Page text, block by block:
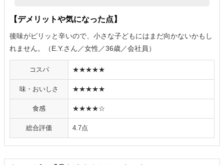
【デメリットや気になった点】
後味がピリッと辛いので、小さな子どもにはまだ向かないかもし
れません。（E.Y.さん／女性／36歳／会社員）
コスパ ★★★★★
味・おいしさ ★★★★★
食感 ★★★★☆
総合評価 4.7点